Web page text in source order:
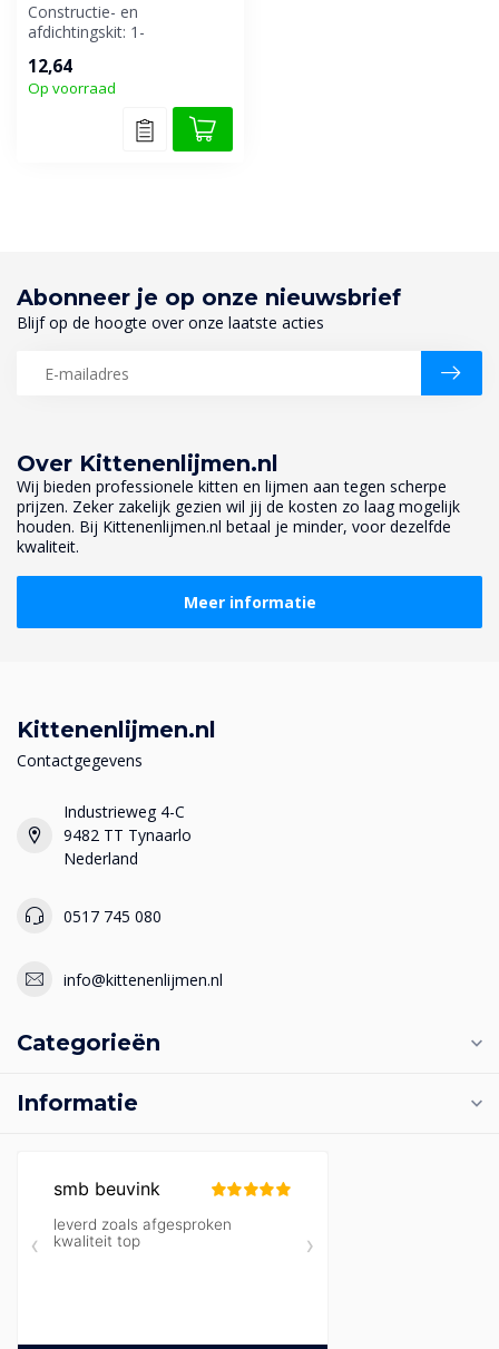
Constructie- en
afdichtingskit: 1-
(lucht)vocht-uitharden...
12,64
Op voorraad
Over Kittenenlijmen.nl
Wij bieden professionele kitten en lijmen aan tegen scherpe
prijzen. Zeker zakelijk gezien wil jij de kosten zo laag mogelijk
houden. Bij Kittenenlijmen.nl betaal je minder, voor dezelfde
kwaliteit.
Meer informatie
Abonneer je op onze nieuwsbrief
Blijf op de hoogte over onze laatste acties
Kittenenlijmen.nl
Contactgegevens
Industrieweg 4-C
9482 TT Tynaarlo
Nederland
0517 745 080
info@kittenenlijmen.nl
Categorieën
Informatie